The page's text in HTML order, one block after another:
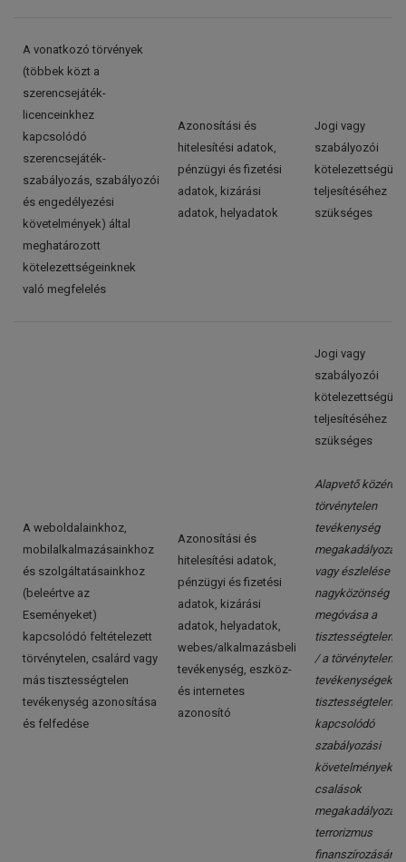
A vonatkozó törvények
(többek közt a
szerencsejáték-
licenceinkhez
kapcsolódó
szerencsejáték-
szabályozás, szabályozói
és engedélyezési
követelmények) által
meghatározott
kötelezettségeinknek
való megfelelés
Azonosítási és
hitelesítési adatok,
pénzügyi és fizetési
adatok, kizárási
adatok, helyadatok
Jogi vagy
szabályozói
kötelezettségünk
teljesítéséhez
szükséges
A weboldalainkhoz,
mobilalkalmazásainkhoz
és szolgáltatásainkhoz
(beleértve az
Eseményeket)
kapcsolódó feltételezett
törvénytelen, csalárd vagy
más tisztességtelen
tevékenység azonosítása
és felfedése
Azonosítási és
hitelesítési adatok,
pénzügyi és fizetési
adatok, kizárási
adatok, helyadatok,
webes/alkalmazásbeli
tevékenység, eszköz-
és internetes
azonosító
Jogi vagy
szabályozói
kötelezettségünk
teljesítéséhez
szükséges
Alapvető
törvénytelen
tevékenység
vagy észlelése / a
nagyközönség
megóvása a
/ a törvénytelen
kapcsolódó
szabályozási
követelmények /
csalások
terrorizmus